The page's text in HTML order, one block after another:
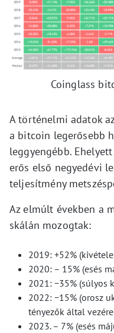
Coinglass
A történelmi adatok
a bitcoin legerősebb
leggyengébb.
erős első negyedévi
teljesítmény
Az elmúlt években a
skálán mozogtak:
2019: +52%
2020: – 15% (esés
2021: −35% (súlyos
2022: −15% (orosz
tényezők által
2023. – 7% (esés